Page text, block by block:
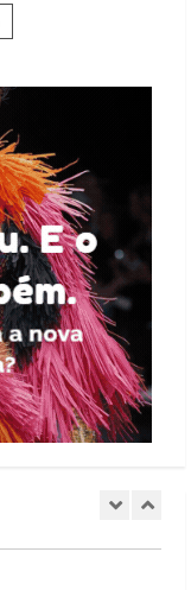
digital na
retomada da